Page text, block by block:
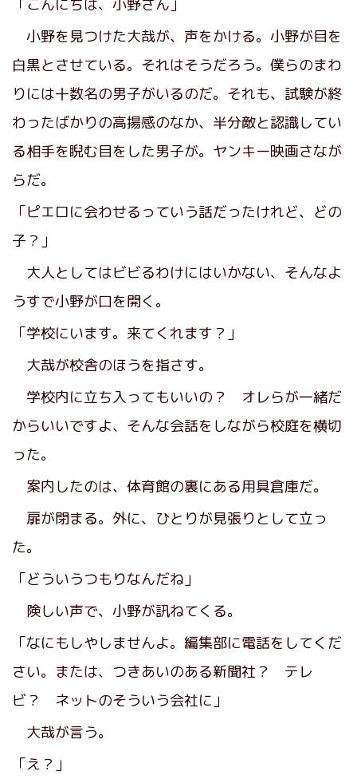
「こんにちは、小野さん」
小野を見つけた大哉が、声をかける。小野が目を
白黒とさせている。それはそうだろう。僕らのまわ
りには十数名の男子がいるのだ。それも、試験が終
わったばかりの高揚感のなか、半分敵と認識してい
る相手を睨む目をした男子が。ヤンキー映画さなが
らだ。
「ピエロに会わせるっていう話だったけれど、どの
子？」
大人としてはビビるわけにはいかない、そんなよ
うすで小野が口を開く。
「学校にいます。来てくれます？」
大哉が校舎のほうを指さす。
学校内に立ち入ってもいいの？ オレらが一緒だ
からいいですよ、そんな会話をしながら校庭を横切
った。
案内したのは、体育館の裏にある用具倉庫だ。
扉が閉まる。外に、ひとりが見張りとして立っ
た。
「どういうつもりなんだね」
険しい声で、小野が訊ねてくる。
「なにもしやしませんよ。編集部に電話をしてくだ
さい。または、つきあいのある新聞社？ テレ
ビ？ ネットのそういう会社に」
大哉が言う。
「え？」